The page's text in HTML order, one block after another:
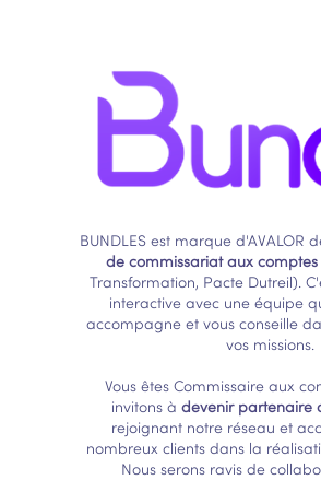
BUNDLES est marque d'AVALOR
de commissariat aux comptes
Transformation, Pacte Dutreil).
interactive avec une équipe
accompagne et vous conseille
vos missions.
Vous êtes Commissaire aux
invitons à devenir partenaire
rejoignant notre réseau et
nombreux clients dans la
Nous serons ravis de